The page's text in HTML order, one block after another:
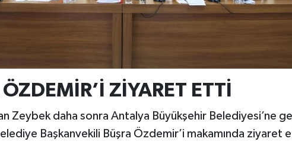
ÖZDEMİR’İ ZİYARET ETTİ
Zeybek daha sonra Antalya Büyükşehir Belediyesi’ne
Başkanvekili Büşra Özdemir’i makamında ziyaret